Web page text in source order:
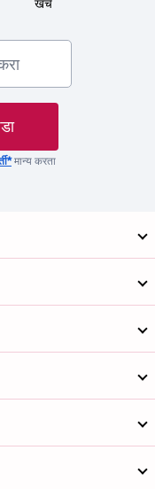
खर्च
मान्य करता